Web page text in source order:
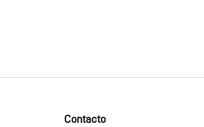
Contacto